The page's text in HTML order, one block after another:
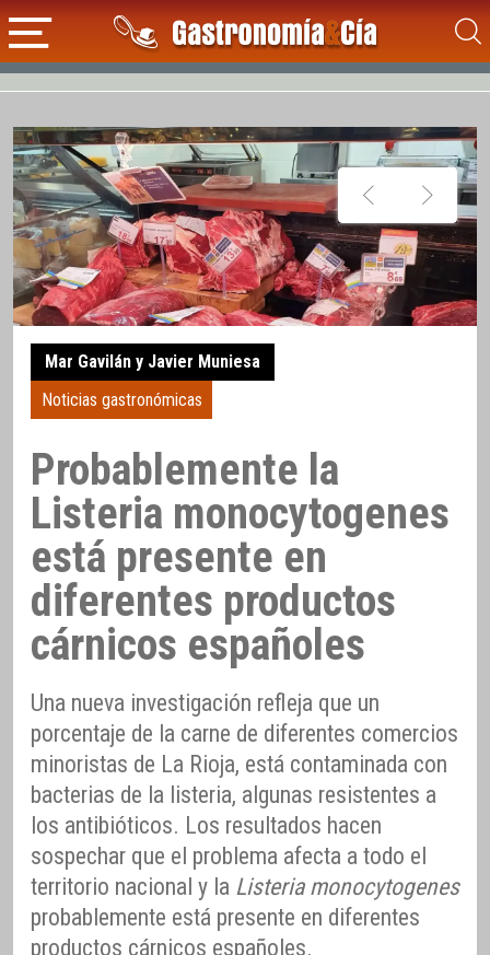
Mar Gavilán y Javier Muniesa
Noticias gastronómicas
Probablemente la
Listeria monocytogenes
está presente en
diferentes productos
cárnicos españoles
Una nueva investigación refleja que un
porcentaje de la carne de diferentes comercios
minoristas de La Rioja, está contaminada con
bacterias de la listeria, algunas resistentes a
los antibióticos. Los resultados hacen
sospechar que el problema afecta a todo el
territorio nacional y la Listeria monocytogenes
probablemente está presente en diferentes
productos cárnicos españoles.